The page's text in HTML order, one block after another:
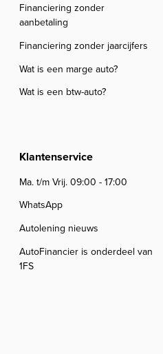
Financiering zonder
aanbetaling
Financiering zonder jaarcijfers
Wat is een marge auto?
Wat is een btw-auto?
Klantenservice
Ma. t/m Vrij. 09:00 - 17:00
WhatsApp
Autolening nieuws
AutoFinancier is onderdeel van
1FS